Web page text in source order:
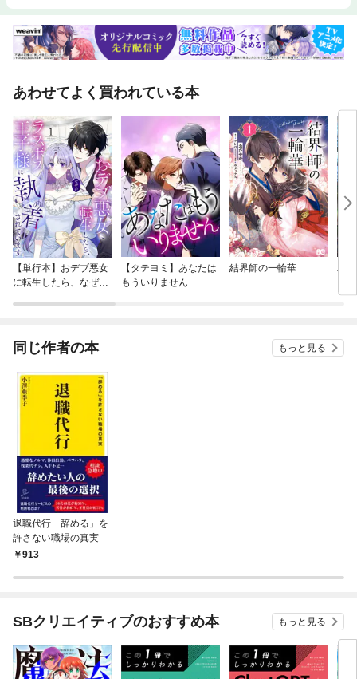
あわせてよく買われている本
【単行本】おデブ悪女
に転生したら、なぜか
【タテヨミ】あなたは
もういりません
結界師の一輪華
バ
今
同じ作者の本 もっと見る
退職代行「辞める」を
許さない職場の真実
913
SBクリエイティブのおすすめ本 もっと見る